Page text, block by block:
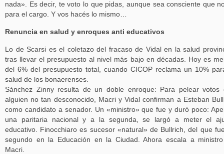
nada». Es decir, te voto lo que pidas, aunque sea consciente que
para el cargo. Y vos hacés lo mismo…
Renuncia en salud y enroques anti educativos
Lo de Scarsi es el coletazo del fracaso de Vidal en la salud
tras llevar el presupuesto al nivel más bajo en décadas. Hoy es
del 6% del presupuesto total, cuando CICOP reclama un 10%
salud de los bonaerenses.
Sánchez Zinny resulta de un doble enroque: Para pelear votos
alguien no tan desconocido, Macri y Vidal confirman a Esteban
como candidato a senador. Un «ministro» que fue y duró poco:
una paritaria nacional y a la segunda, se largó a meter el
educativo. Finocchiaro es sucesor «natural» de Bullrich, del que
segundo en la Educación en la Ciudad. Ahora escala a
Macri.